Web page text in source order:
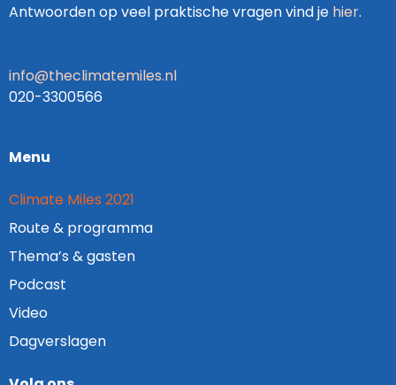
Antwoorden op veel praktische vragen vind je hier.
info@theclimatemiles.nl
020-3300566
Menu
Climate Miles 2021
Route & programma
Thema’s & gasten
Podcast
Video
Dagverslagen